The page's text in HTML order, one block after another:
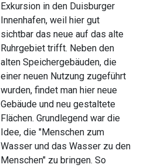
Exkursion in den Duisburger
Innenhafen, weil hier gut
sichtbar das neue auf das alte
Ruhrgebiet trifft. Neben den
alten Speichergebäuden, die
einer neuen Nutzung zugeführt
wurden, findet man hier neue
Gebäude und neu gestaltete
Flächen. Grundlegend war die
Idee, die "Menschen zum
Wasser und das Wasser zu den
Menschen" zu bringen. So